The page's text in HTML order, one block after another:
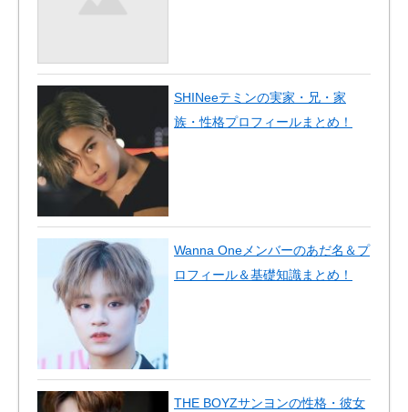
SHINeeテミンの実家・兄・家
族・性格プロフィールまとめ！
Wanna Oneメンバーのあだ名＆プ
ロフィール＆基礎知識まとめ！
THE BOYZサンヨンの性格・彼女